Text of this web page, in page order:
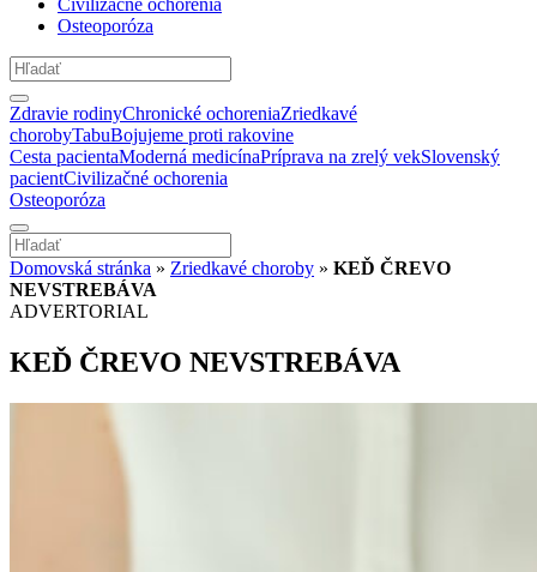
Civilizačné ochorenia
Osteoporóza
Zdravie rodinyChronické ochoreniaZriedkavé
chorobyTabuBojujeme proti rakovine
Cesta pacientaModerná medicínaPríprava na zrelý vekSlovenský
pacientCivilizačné ochorenia
Osteoporóza
Domovská stránka » Zriedkavé choroby » KEĎ ČREVO
NEVSTREBÁVA
ADVERTORIAL
KEĎ ČREVO NEVSTREBÁVA